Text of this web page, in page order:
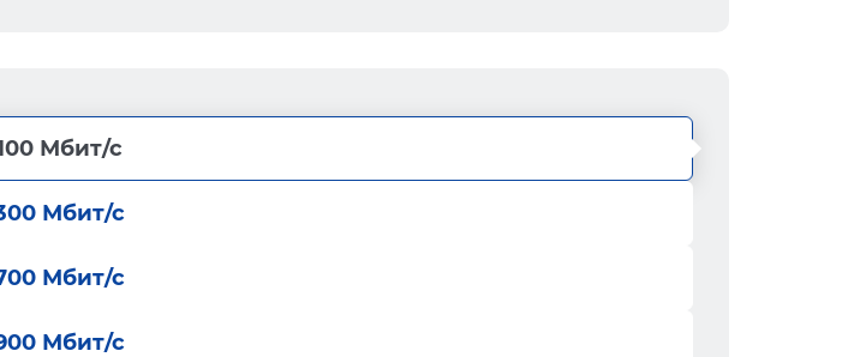
Мбит/с
Мбит/с
Мбит/с
Мбит/с